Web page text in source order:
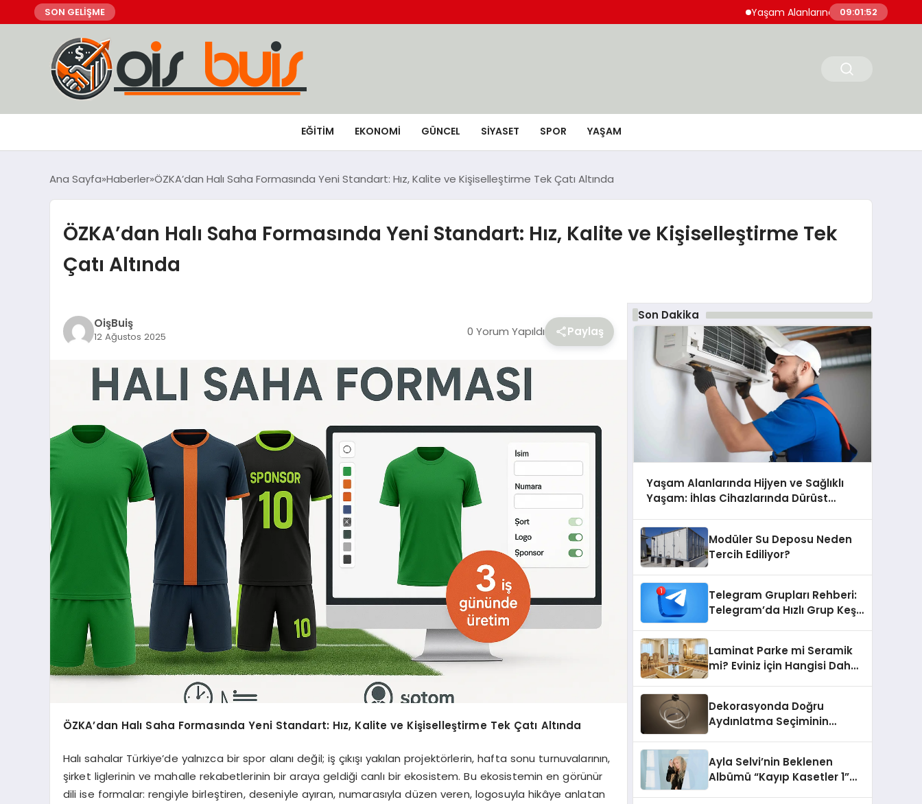
SON GELİŞME Yaşam Alanlarında Hijyen ve Sağlıklı
09:01:53
EĞİTİM EKONOMİ GÜNCEL SIYASET SPOR YAŞAM
Ana Sayfa Haberler ÖZKA’dan Halı Saha Formasında Yeni Standart: Hız, Kalite ve Kişiselleştirme Tek Çatı Altında
ÖZKA’dan Halı Saha Formasında Yeni Standart: Hız, Kalite ve Kişiselleştirme Tek
Çatı Altında
OişBuiş
12 Ağustos 2025 0 Yorum Yapıldı Paylaş
ÖZKA’dan Halı Saha Formasında Yeni Standart: Hız, Kalite ve Kişiselleştirme Tek Çatı Altında
Halı sahalar Türkiye’de yalnızca bir spor alanı değil; iş çıkışı yakılan projektörlerin, hafta sonu turnuvalarının,
şirket liglerinin ve mahalle rekabetlerinin bir araya geldiği canlı bir ekosistem. Bu ekosistemin en görünür
dili ise formalar: rengiyle birleştiren, deseniyle ayıran, numarasıyla düzen veren, logosuyla hikâye anlatan
Son Dakika
Yaşam Alanlarında Hijyen ve Sağlıklı
Yaşam: İhlas Cihazlarında Dürüst
Modüler Su Deposu Neden
Tercih Ediliyor?
Telegram Grupları Rehberi:
Telegram’da Hızlı Grup Keşfi
Laminat Parke mi Seramik
mi? Eviniz İçin Hangisi Daha
Dekorasyonda Doğru
Aydınlatma Seçiminin
Ayla Selvi’nin Beklenen
Albümü “Kayıp Kasetler 1”